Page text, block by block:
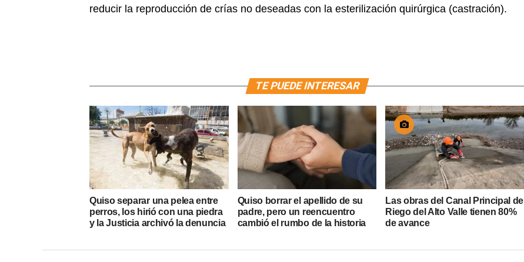
reducir la reproducción de crías no deseadas con la esterilización quirúrgica (castración).
TE PUEDE INTERESAR
Quiso separar una pelea entre
perros, los hirió con una piedra
y la Justicia archivó la denuncia
Quiso borrar el apellido de su
padre, pero un reencuentro
cambió el rumbo de la historia
Las obras del Canal Principal de
Riego del Alto Valle tienen 80%
de avance